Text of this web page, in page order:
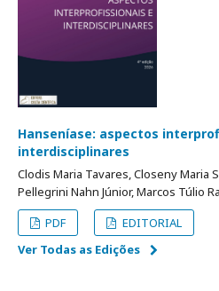
Hanseníase: aspectos
interdisciplinares
Clodis Maria Tavares, Closeny Maria
Pellegrini Nahn Júnior, Marcos Túlio
PDF
EDITORIAL
Ver Todas as Edições